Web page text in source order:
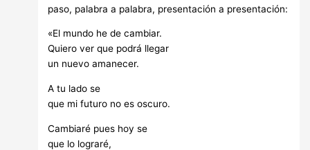
paso, palabra a palabra, presentación a presentación:
«El mundo he de cambiar.
Quiero ver que podrá llegar
un nuevo amanecer.
A tu lado se
que mi futuro no es oscuro.
Cambiaré pues hoy se
que lo lograré,